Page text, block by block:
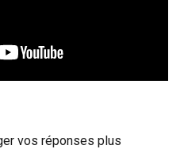
vos réponses plus